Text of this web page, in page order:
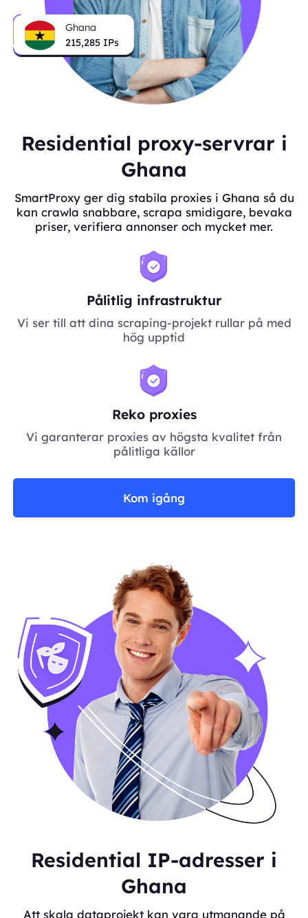
Ghana
215,285 IPs
Residential proxy-servrar i
Ghana
SmartProxy ger dig stabila proxies i Ghana så du
kan crawla snabbare, scrapa smidigare, bevaka
priser, verifiera annonser och mycket mer.
Pålitlig infrastruktur
Vi ser till att dina scraping-projekt rullar på med
hög upptid
Reko proxies
Vi garanterar proxies av högsta kvalitet från
pålitliga källor
Kom igång
Residential IP-adresser i
Ghana
Att skala dataprojekt kan vara utmanande på